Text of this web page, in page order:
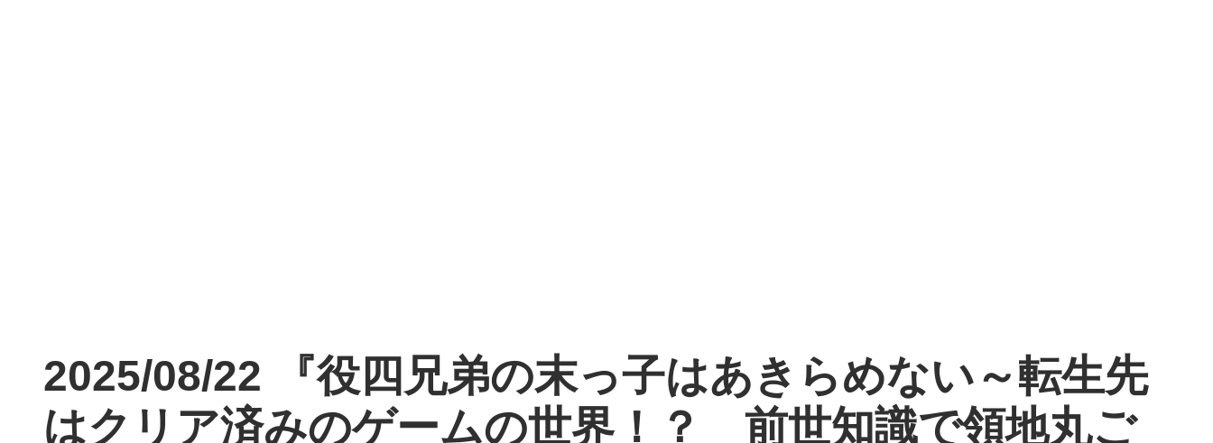
2025/08/22 『役四兄弟の末っ子はあきらめない～転生先
はクリア済みのゲームの世界！？ 前世知識で領地丸ご